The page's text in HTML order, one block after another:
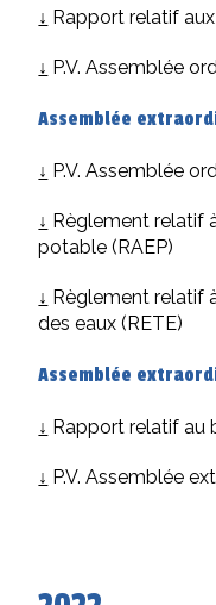
↓ Rapport relatif
↓ P.V. Assemblée
Assemblée
↓ P.V. Assemblée
↓ Règlement relatif
potable (RAEP)
↓ Règlement relatif
des eaux (RETE)
Assemblée
↓ Rapport relatif au
↓ P.V. Assemblée